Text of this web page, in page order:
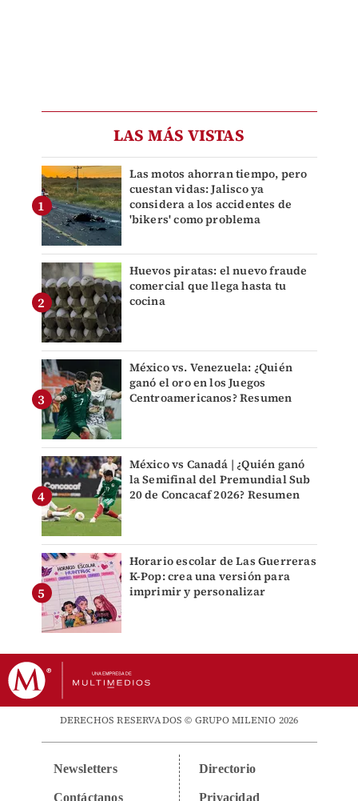
LAS MÁS VISTAS
Las motos ahorran tiempo, pero
cuestan vidas: Jalisco ya
considera a los accidentes de
'bikers' como problema
Huevos piratas: el nuevo fraude
comercial que llega hasta tu
cocina
México vs. Venezuela: ¿Quién
ganó el oro en los Juegos
Centroamericanos? Resumen
México vs Canadá | ¿Quién ganó
la Semifinal del Premundial Sub
20 de Concacaf 2026? Resumen
Horario escolar de Las Guerreras
K-Pop: crea una versión para
imprimir y personalizar
DERECHOS RESERVADOS © GRUPO MILENIO 2026
Newsletters
Contáctanos
Directorio
Privacidad